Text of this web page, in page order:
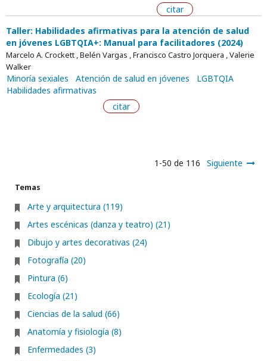
citar
Taller: Habilidades afirmativas para la atención de salud
en jóvenes LGBTQIA+: Manual para facilitadores (2024)
Marcelo A. Crockett , Belén Vargas , Francisco Castro Jorquera , Valerie
Walker
Minoría sexiales Atención de salud en jóvenes
LGBTQIA
Habilidades afirmativas
citar
1-50 de 116 Siguiente
Temas
Arte y arquitectura (119)
Artes escénicas (danza y teatro) (21)
Dibujo y artes decorativas (24)
Fotografía (20)
Pintura (6)
Ecología (21)
Ciencias de la salud (66)
Anatomía y fisiología (8)
Enfermedades (3)